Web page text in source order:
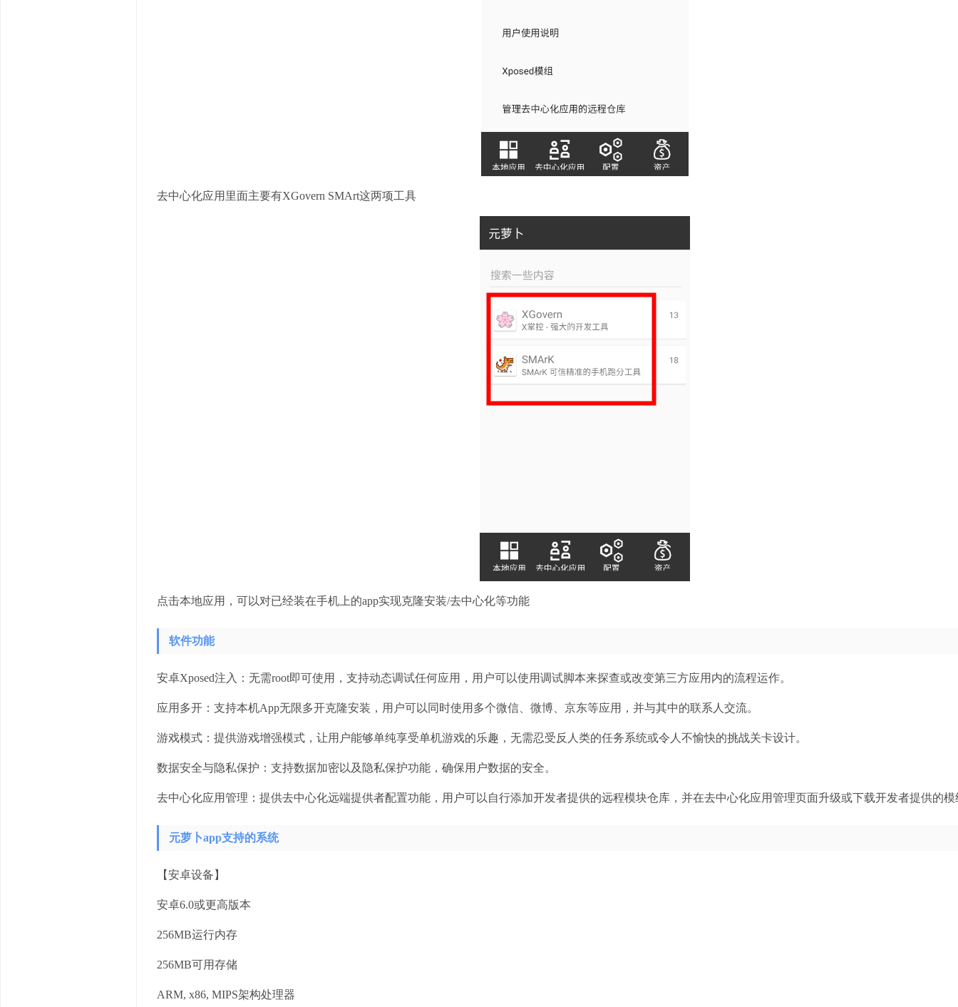
去中心化应用里面主要有XGovern SMArt这两项工具
点击本地应用，可以对已经装在手机上的app实现克隆安装/去中心化等功能
软件功能
安卓Xposed注入：无需root即可使用，支持动态调试任何应用，用户可以使用调试脚本来探查或改变第三方应用内的流程运作。
应用多开：支持本机App无限多开克隆安装，用户可以同时使用多个微信、微博、京东等应用，并与其中的联系人交流。
游戏模式：提供游戏增强模式，让用户能够单纯享受单机游戏的乐趣，无需忍受反人类的任务系统或令人不愉快的挑战关卡设计。
数据安全与隐私保护：支持数据加密以及隐私保护功能，确保用户数据的安全。
去中心化应用管理：提供去中心化远端提供者配置功能，用户可以自行添加开发者提供的远程模块仓库，并在去中心化应用管理页面升级或下载开发者提供的模
元萝卜app支持的系统
【安卓设备】
安卓6.0或更高版本
256MB运行内存
256MB可用存储
ARM, x86, MIPS架构处理器